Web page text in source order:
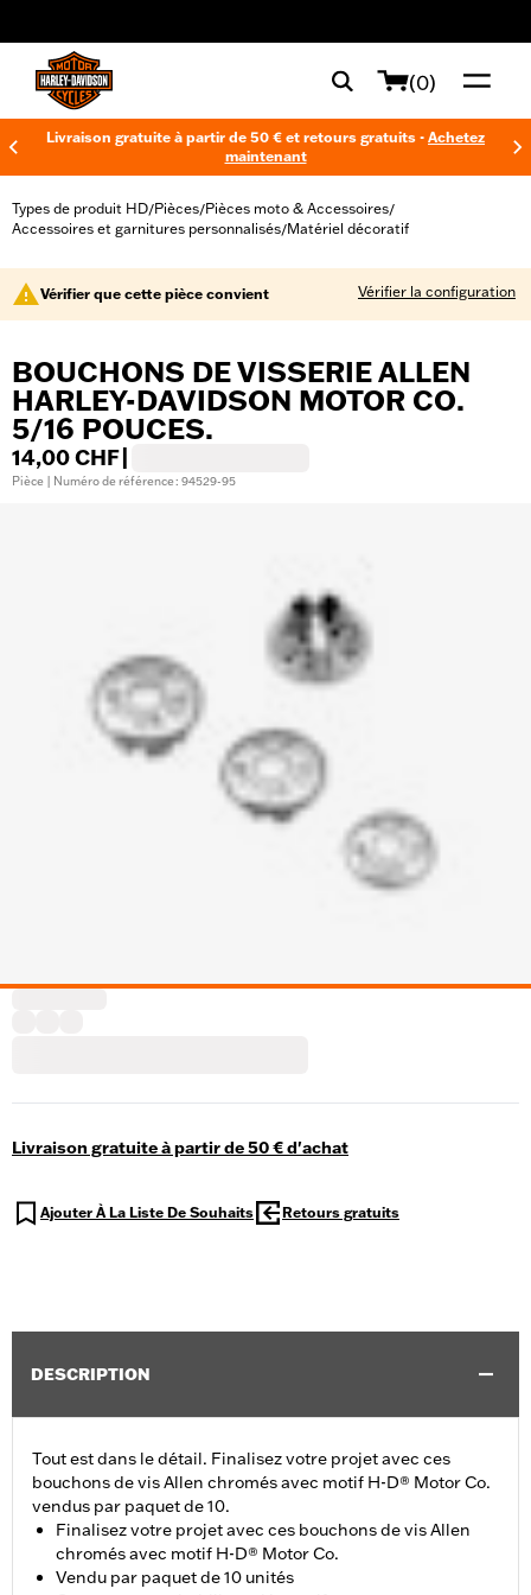
(0)
Livraison gratuite à partir de 50 € et retours gratuits - Achetez
maintenant
Types de produit HD/Pièces/Pièces moto & Accessoires/
Accessoires et garnitures personnalisés/Matériel décoratif
Vérifier que cette pièce convient Vérifier la configuration
BOUCHONS DE VISSERIE ALLEN
HARLEY-DAVIDSON MOTOR CO.
5/16 POUCES.
14,00 CHF
Pièce | Numéro de référence : 94529-95
Livraison gratuite à partir de 50 € d'achat
Ajouter À La Liste De Souhaits Retours gratuits
DESCRIPTION
Tout est dans le détail. Finalisez votre projet avec ces
bouchons de vis Allen chromés avec motif H-D® Motor Co.
vendus par paquet de 10.
Finalisez votre projet avec ces bouchons de vis Allen
chromés avec motif H-D® Motor Co.
Vendu par paquet de 10 unités